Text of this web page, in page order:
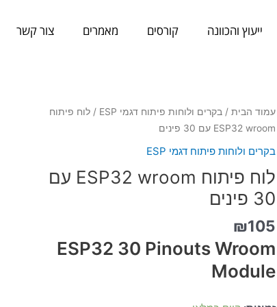
ייעוץ והכוונה קורסים מאמרים צור קשר
עמוד הבית/ בקרים ולוחות פיתוח דגמי ESP
/ לוח פיתוח
ESP32 wroom עם 30 פינים
בקרים ולוחות פיתוח דגמי ESP
לוח פיתוח ESP32 wroom עם
30 פינים
₪105
ESP32 30 Pinouts Wroom
Module
כמות
של
פיתוח
ESP32
wroom
עם
30
פינים